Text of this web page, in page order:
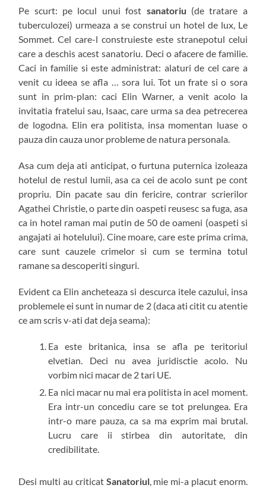
Pe scurt: pe locul unui fost sanatoriu (de tratare a
tuberculozei) urmeaza a se construi un hotel de lux, Le
Sommet. Cel care-l construieste este stranepotul celui
care a deschis acest sanatoriu. Deci o afacere de familie.
Caci in familie si este administrat: alaturi de cel care a
venit cu ideea se afla … sora lui. Tot un frate si o sora
sunt in prim-plan: caci Elin Warner, a venit acolo la
invitatia fratelui sau, Isaac, care urma sa dea petrecerea
de logodna. Elin era politista, insa momentan luase o
pauza din cauza unor probleme de natura personala.
Asa cum deja ati anticipat, o furtuna puternica izoleaza
hotelul de restul lumii, asa ca cei de acolo sunt pe cont
propriu. Din pacate sau din fericire, contrar scrierilor
Agathei Christie, o parte din oaspeti reusesc sa fuga, asa
ca in hotel raman mai putin de 50 de oameni (oaspeti si
angajati ai hotelului). Cine moare, care este prima crima,
care sunt cauzele crimelor si cum se termina totul
ramane sa descoperiti singuri.
Evident ca Elin ancheteaza si descurca itele cazului, insa
problemele ei sunt in numar de 2 (daca ati citit cu atentie
ce am scris v-ati dat deja seama):
Ea este britanica, insa se afla pe teritoriul
elvetian. Deci nu avea juridisctie acolo. Nu
vorbim nici macar de 2 tari UE.
Ea nici macar nu mai era politista in acel moment.
Era intr-un concediu care se tot prelungea. Era
intr-o mare pauza, ca sa ma exprim mai brutal.
Lucru care ii stirbea din autoritate, din
credibilitate.
Desi multi au criticat Sanatoriul, mie mi-a placut enorm.